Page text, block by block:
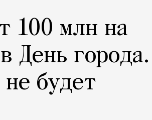
100 млн на
День города.
будет